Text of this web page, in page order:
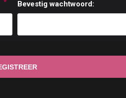
* Bevestig wachtwoord: